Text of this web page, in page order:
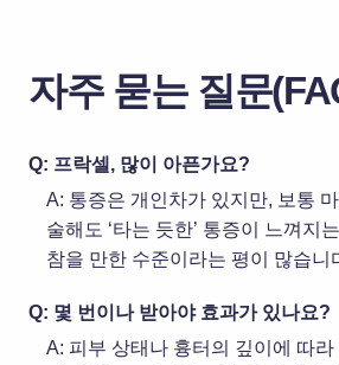
자주 묻는 질문
Q: 프락셀, 많이 아픈가요?
A: 통증은 개인차가 있지만, 보통
술해도 ‘타는 듯한’ 통증이 느껴지
참을 만한 수준이라는 평이 많습니
Q: 몇 번이나 받아야 효과가 있나요?
A: 피부 상태나 흉터의 깊이에 따